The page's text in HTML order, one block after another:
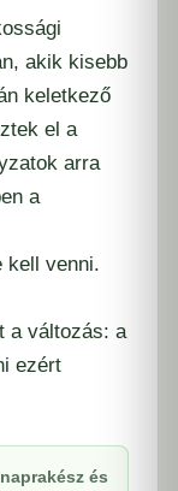
akik kisebb
keletkező
el a
arra
a
kell venni.
a változás: a
ezért
és